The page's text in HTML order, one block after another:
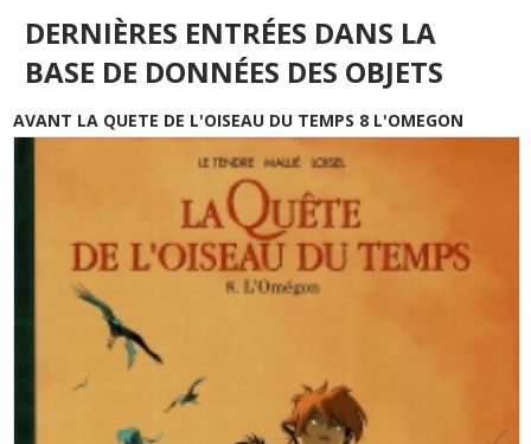
DERNIÈRES ENTRÉES DANS LA
BASE DE DONNÉES DES OBJETS
AVANT LA QUETE DE L'OISEAU DU TEMPS 8 L'OMEGON